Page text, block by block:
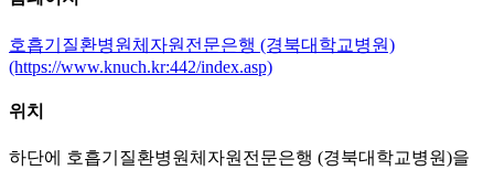
호흡기질환병원체자원전문은행 (경북대학교병원)
(https://www.knuch.kr:442/index.asp)
위치
하단에 호흡기질환병원체자원전문은행 (경북대학교병원)을